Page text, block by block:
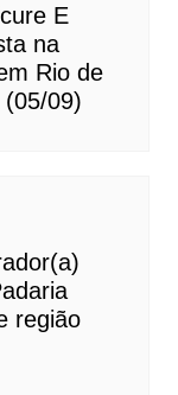
E
na
Rio de
09)
região